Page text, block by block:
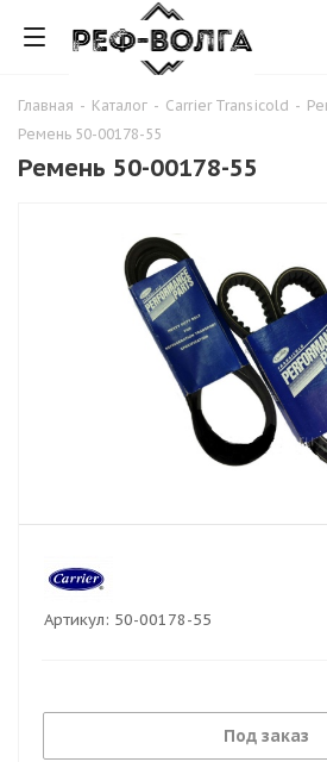
Главная - Каталог - Carrier Transicold -
Ремень 50-00178-55
Ремень 50-00178-55
Артикул: 50-00178-55
Под заказ